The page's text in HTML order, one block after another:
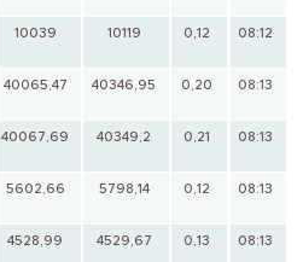
10039 10119 0,12 08:12
40065,47 40346,95 0,20 08:13
40067,69 40349,2 0,21 08:13
5602,66 5798,14 0,12 08:13
4528,99 4529,67 0,13 08:13